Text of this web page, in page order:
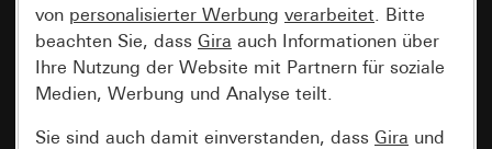
von personalisierter Werbung verarbeitet. Bitte
beachten Sie, dass Gira auch Informationen über
Ihre Nutzung der Website mit Partnern für soziale
Medien, Werbung und Analyse teilt.
Sie sind auch damit einverstanden, dass Gira und